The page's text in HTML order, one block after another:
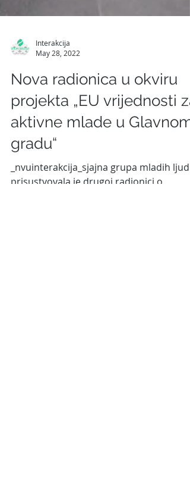
May 28, 2022
Nova radionica u okviru
projekta „EU vrijednosti za
aktivne mlade u Glavnom
gradu“